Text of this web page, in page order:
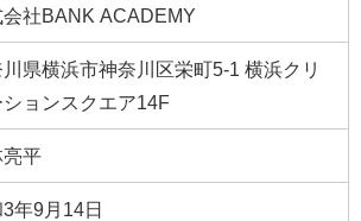
会社BANK ACADEMY
県横浜市神奈川区栄町5-1 横浜クリ
ションスクエア14F
亮平
年9月14日